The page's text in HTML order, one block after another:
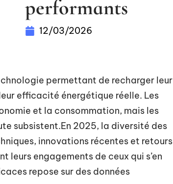
performants
12/03/2026
permettant de recharger leur
efficacité énergétique réelle. Les
et la consommation, mais les
subsistent.En 2025, la diversité des
innovations récentes et retours
leurs engagements de ceux qui s’en
repose sur des données